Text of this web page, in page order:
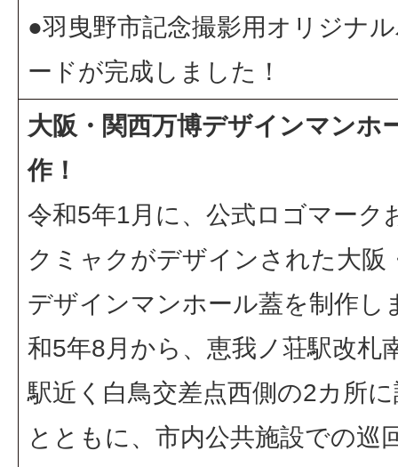
●羽曳野市記念撮影用オリジナ
ードが完成しました！
大阪・関西万博デザインマンホ
作！
令和5年1月に、公式ロゴマーク
クミャクがデザインされた大阪
デザインマンホール蓋を制作し
和5年8月から、恵我ノ荘駅改札
駅近く白鳥交差点西側の2カ所
とともに、市内公共施設での巡